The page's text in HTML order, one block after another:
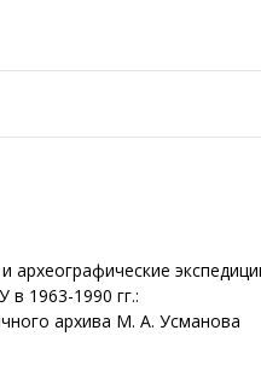
археографические
в 1963-1990 гг.:
архива М. А. Усманова